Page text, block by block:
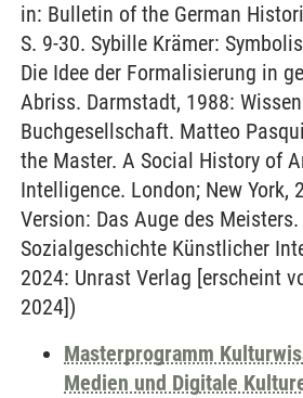
in: Bulletin of the German
S. 9-30. Sybille Krämer:
Die Idee der Formalisierung in
Abriss. Darmstadt, 1988:
Buchgesellschaft. Matteo
the Master. A Social History of
Intelligence. London; New York,
Version: Das Auge des Meisters.
Sozialgeschichte Künstlicher
2024: Unrast Verlag [erscheint
2024])
Masterprogramm
Medien und Digitale